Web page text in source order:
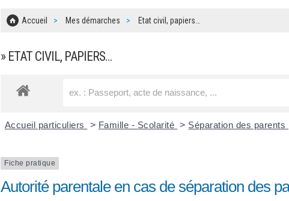
Accueil Mes démarches Etat civil, papiers…
» ETAT CIVIL, PAPIERS…
Accueil particuliers > Famille - Scolarité > Séparation des parents
Fiche pratique
Autorité parentale en cas de séparation des